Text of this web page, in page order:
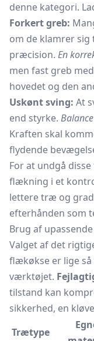
denne kategori.
Forkert greb:
om de klamrer
præcision. En
men fast greb
hovedet og den
Uskønt sving: At
end styrke. Balance
Kraften skal
flydende
For at undgå
flækning i et
lettere træ og
efterhånden som
Brug af
Valget af det
flækøkse er lige
værktøjet.
tilstand kan
sikkerhed, en
Trætype